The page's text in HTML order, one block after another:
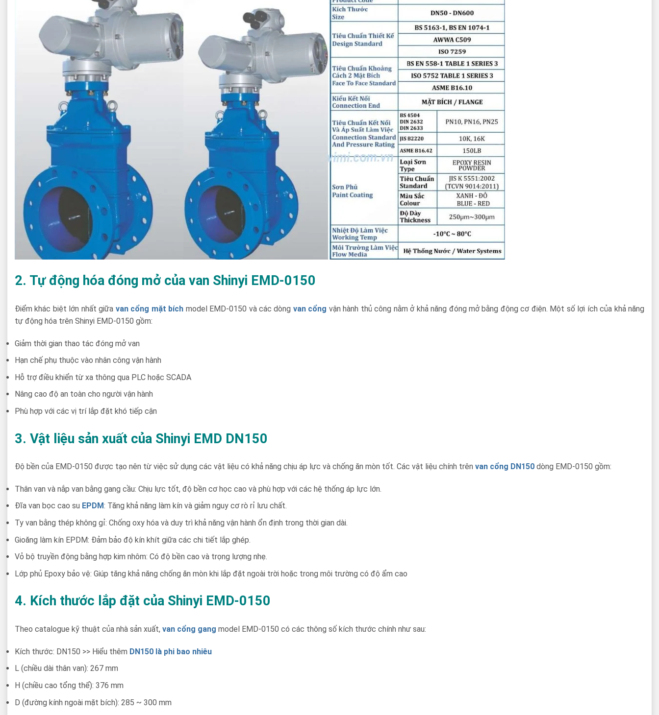
2. Tự động hóa đóng mở của van Shinyi EMD-0150
Điểm khác biệt lớn nhất giữa van cổng mặt bích model EMD-0150 và các dòng van cổng vận hành thủ công nằm ở khả năng đóng mở bằng động cơ điện. Một số lợi ích của khả năng
tự động hóa trên Shinyi EMD-0150 gồm:
Giảm thời gian thao tác đóng mở van
Hạn chế phụ thuộc vào nhân công vận hành
Hỗ trợ điều khiển từ xa thông qua PLC hoặc SCADA
Nâng cao độ an toàn cho người vận hành
Phù hợp với các vị trí lắp đặt khó tiếp cận
3. Vật liệu sản xuất của Shinyi EMD DN150
Độ bền của EMD-0150 được tạo nên từ việc sử dụng các vật liệu có khả năng chịu áp lực và chống ăn mòn tốt. Các vật liệu chính trên van cổng DN150 dòng EMD-0150 gồm:
Thân van và nắp van bằng gang cầu: Chịu lực tốt, độ bền cơ học cao và phù hợp với các hệ thống áp lực lớn.
Đĩa van bọc cao su EPDM: Tăng khả năng làm kín và giảm nguy cơ rò rỉ lưu chất.
Ty van bằng thép không gỉ: Chống oxy hóa và duy trì khả năng vận hành ổn định trong thời gian dài.
Gioăng làm kín EPDM: Đảm bảo độ kín khít giữa các chi tiết lắp ghép.
Vỏ bộ truyền động bằng hợp kim nhôm: Có độ bền cao và trọng lượng nhẹ.
Lớp phủ Epoxy bảo vệ: Giúp tăng khả năng chống ăn mòn khi lắp đặt ngoài trời hoặc trong môi trường có độ ẩm cao
4. Kích thước lắp đặt của Shinyi EMD-0150
Theo catalogue kỹ thuật của nhà sản xuất, van cổng gang model EMD-0150 có các thông số kích thước chính như sau:
Kích thước: DN150 >> Hiểu thêm DN150 là phi bao nhiêu
L (chiều dài thân van): 267 mm
H (chiều cao tổng thể): 376 mm
D (đường kính ngoài mặt bích): 285 ~ 300 mm